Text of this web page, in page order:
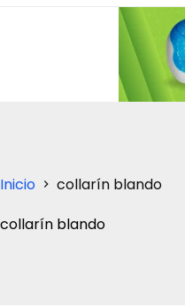
Inicio
collarín blando
collarín blando